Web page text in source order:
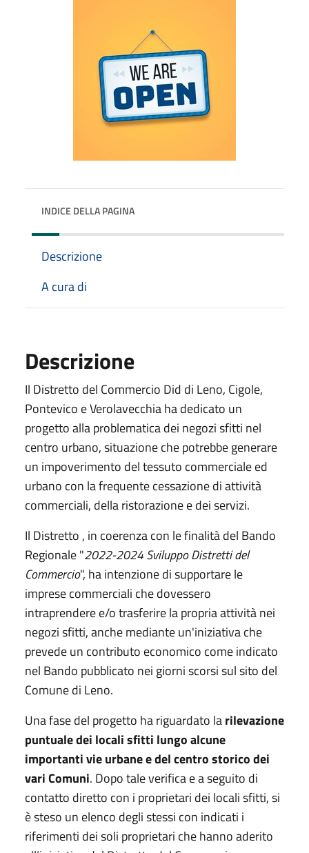
INDICE DELLA PAGINA
Descrizione
A cura di
Descrizione
Il Distretto del Commercio Did di Leno, Cigole,
Pontevico e Verolavecchia ha dedicato un
progetto alla problematica dei negozi sfitti nel
centro urbano, situazione che potrebbe generare
un impoverimento del tessuto commerciale ed
urbano con la frequente cessazione di attività
commerciali, della ristorazione e dei servizi.
Il Distretto , in coerenza con le finalità del Bando
Regionale "2022-2024 Sviluppo Distretti del
Commercio", ha intenzione di supportare le
imprese commerciali che dovessero
intraprendere e/o trasferire la propria attività nei
negozi sfitti, anche mediante un'iniziativa che
prevede un contributo economico come indicato
nel Bando pubblicato nei giorni scorsi sul sito del
Comune di Leno.
Una fase del progetto ha riguardato larilevazione
puntuale dei locali sfitti lungo alcune
importanti vie urbane e del centro storico dei
vari Comuni. Dopo tale verifica e a seguito di
contatto diretto con i proprietari dei locali sfitti, si
è steso un elenco degli stessi con indicati i
riferimenti dei soli proprietari che hanno aderito